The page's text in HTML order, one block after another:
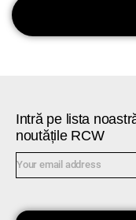
Intră pe lista
noutățile RCW